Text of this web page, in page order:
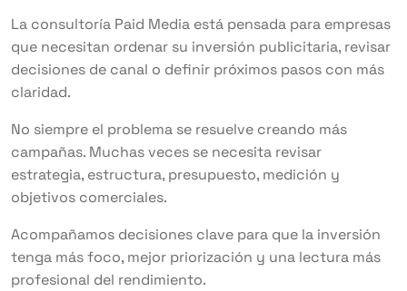
La consultoría Paid Media está pensada para empresas
que necesitan ordenar su inversión publicitaria, revisar
decisiones de canal o definir próximos pasos con más
claridad.
No siempre el problema se resuelve creando más
campañas. Muchas veces se necesita revisar
estrategia, estructura, presupuesto, medición y
objetivos comerciales.
Acompañamos decisiones clave para que la inversión
tenga más foco, mejor priorización y una lectura más
profesional del rendimiento.